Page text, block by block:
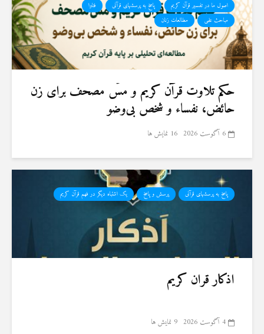
اصول ما در تفسیر قرآن کریم پاسخ به پرسشهای قرآنی
فتاوا
مباحث علمی
مطالعات زنان
حكم تلاوت قرآن كريم و مسّ مصحف برای زن
حائض، نفساء و شخص بی‌وضو
6 آگوست 2026 16 نمایش ها
پاسخ به پرسشهای قرآنی پرسش و پاسخ یک اشتباه دیگر در فهم قرآن کریم
اذکار قران کریم
4 آگوست 2026 9 نمایش ها